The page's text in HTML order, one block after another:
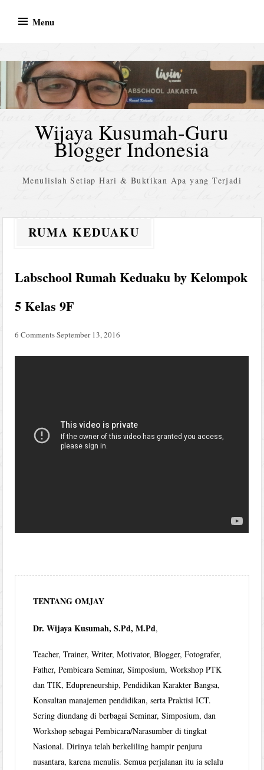
Menu
Wijaya Kusumah-Guru
Blogger Indonesia
Menulislah Setiap Hari & Buktikan Apa yang Terjadi
RUMA KEDUAKU
Labschool Rumah Keduaku by Kelompok
5 Kelas 9F
6 CommentsSeptember 13, 2016
TENTANG OMJAY
Dr. Wijaya Kusumah, S.Pd, M.Pd,
Teacher, Trainer, Writer, Motivator, Blogger, Fotografer,
Father, Pembicara Seminar, Simposium, Workshop PTK
dan TIK, Edupreneurship, Pendidikan Karakter Bangsa,
Konsultan manajemen pendidikan, serta Praktisi ICT.
Sering diundang di berbagai Seminar, Simposium, dan
Workshop sebagai Pembicara/Narasumber di tingkat
Nasional. Dirinya telah berkeliling hampir penjuru
nusantara, karena menulis. Semua perjalanan itu ia selalu